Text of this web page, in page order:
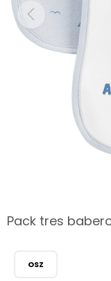
Pack tres
OSZ
´s
OUTLET
Skip-